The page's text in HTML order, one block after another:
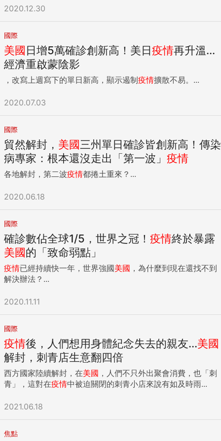
2020.12.30
國際
美國日增5萬確診創新高！美日疫情再升溫...
經濟重啟蒙陰影
，改寫上週寫下的單日新高，顯示遏制疫情擴散不易。...
2020.07.03
國際
貿然解封， 美國三州單日確診皆創新高！傳染
病專家：根本還沒走出「第一波」 疫情
各地解封，第二波疫情都捲土重來？...
2020.06.18
國際
確診數佔全球1/5，世界之冠！ 疫情終於暴露
美國的「致命弱點」
疫情已經持續快一年，世界強國美國 ，為什麼到現在還找不到
解決辦法？...
2020.11.11
國際
疫情後，人們想用身體紀念失去的親友...美國
解封，刺青店生意翻四倍
西方國家陸續解封，在美國 ，人們不只外出聚會消費，也「刺
青」，這對在疫情中被迫關閉的刺青小店來說有如及時雨...
2021.06.18
焦點